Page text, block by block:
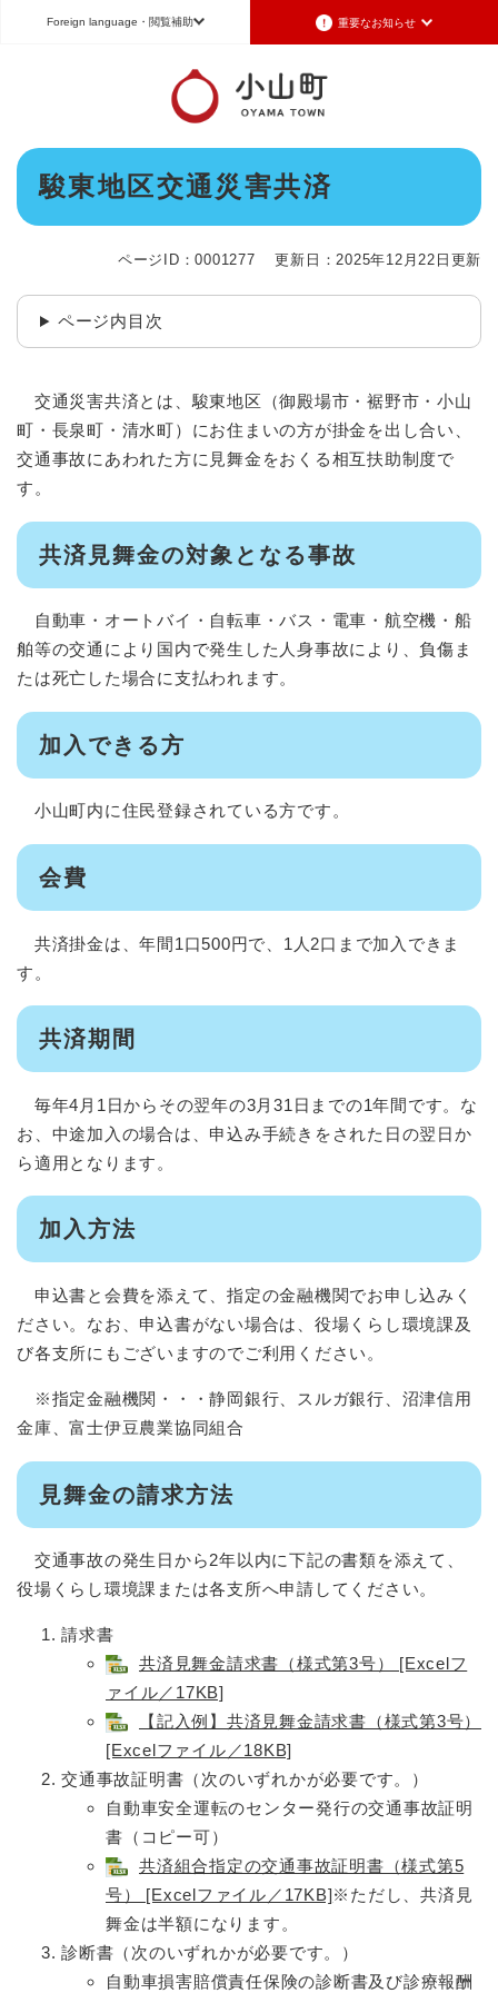
メニューを飛ばして本文へ
Foreign language ・閲覧補助 重要なお知らせ
重要なお知らせ
令和8年6月26日発生の地震被害に対する支援制度のお知らせ
2026年6月28日更新
地震による断水は6月28日午後5時に復旧しました
2026年6月28日更新
2026年6月28日更新
令和8年6月27日21時 災害警戒体制を廃止しました
地震による断水情報(6月27日15時現在)
重要なお知らせの一覧 重要なお知らせのRSS
Foreign language
日本語（Japanese） English（英語）
中文（簡体字）
Português（ポルトガル語）
한국어（韓国語）
標準 拡大 背景色変更 白 黒 青
本
駿東地区交通災害共済
ページID：0001277 更新日：2025年12月22日更新
ページ内目次
交通災害共済とは、駿東地区（御殿場市・裾野市・小山
町・長泉町・清水町）にお住まいの方が掛金を出し合い、
交通事故にあわれた方に見舞金をおくる相互扶助制度で
す。
共済見舞金の対象となる事故
自動車・オートバイ・自転車・バス・電車・航空機・船
舶等の交通により国内で発生した人身事故により、負傷ま
たは死亡した場合に支払われます。
加入できる方
小山町内に住民登録されている方です。
会費
共済掛金は、年間1口500円で、1人2口まで加入できま
す。
共済期間
毎年4月1日からその翌年の3月31日までの1年間です。な
お、中途加入の場合は、申込み手続きをされた日の翌日か
ら適用となります。
加入方法
申込書と会費を添えて、指定の金融機関でお申し込みく
ださい。なお、申込書がない場合は、役場くらし環境課及
び各支所にもございますのでご利用ください。
※指定金融機関・・・静岡銀行、スルガ銀行、沼津信用
金庫、富士伊豆農業協同組合
見舞金の請求方法
交通事故の発生日から2年以内に下記の書類を添えて、
役場くらし環境課または各支所へ申請してください。
請求書
共済見舞金請求書（様式第3号） [Excelフ
ァイル／17KB]
【記入例】共済見舞金請求書（様式第3号）
[Excelファイル／18KB]
交通事故証明書（次のいずれかが必要です。）
自動車安全運転のセンター発行の交通事故証明
書（コピー可）
共済組合指定の交通事故証明書（様式第5
号） [Excelファイル／17KB]※ただし、共済見
舞金は半額になります。
診断書（次のいずれかが必要です。）
自動車損害賠償責任保険の診断書及び診療報酬